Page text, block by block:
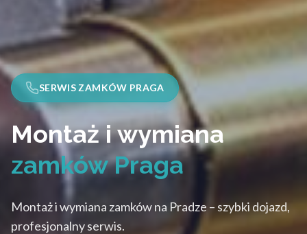
SERWIS ZAMKÓW PRAGA
Montaż i wymiana
zamków Praga
Montaż i wymiana zamków na Pradze – szybki dojazd,
profesjonalny serwis.